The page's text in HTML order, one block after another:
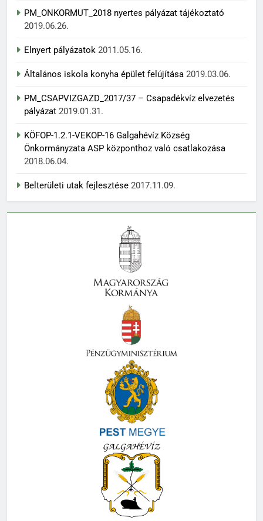
PM_ONKORMUT_2018 nyertes pályázat tájékoztató
2019.06.26.
Elnyert pályázatok 2011.05.16.
Általános iskola konyha épület felújítása 2019.03.06.
PM_CSAPVIZGAZD_2017/37 – Csapadékvíz elvezetés
pályázat 2019.01.31.
KÖFOP-1.2.1-VEKOP-16 Galgahévíz Község
Önkormányzata ASP központhoz való csatlakozása
2018.06.04.
Belterületi utak fejlesztése 2017.11.09.